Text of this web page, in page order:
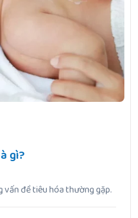
gì?
đề tiêu hóa thường gặp.